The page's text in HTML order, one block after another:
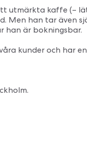
utmärkta kaffe (–
Men han tar även
han är bokningsbar.
kunder och har